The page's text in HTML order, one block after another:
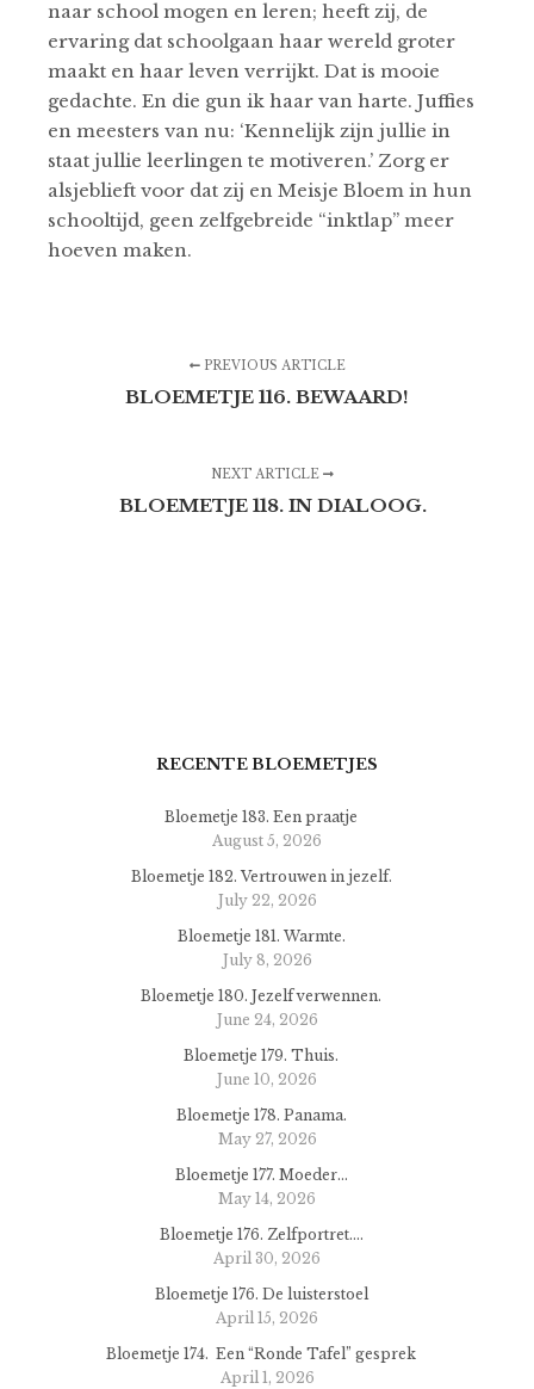
naar school mogen en leren; heeft zij, de
ervaring dat schoolgaan haar wereld groter
maakt en haar leven verrijkt. Dat is mooie
gedachte. En die gun ik haar van harte. Juffies
en meesters van nu: ‘Kennelijk zijn jullie in
staat jullie leerlingen te motiveren.’ Zorg er
alsjeblieft voor dat zij en Meisje Bloem in hun
schooltijd, geen zelfgebreide “inktlap” meer
hoeven maken.
PREVIOUS ARTICLE
BLOEMETJE 116. BEWAARD!
NEXT ARTICLE
BLOEMETJE 118. IN DIALOOG.
RECENTE BLOEMETJES
Bloemetje 183. Een praatje
August 5, 2026
Bloemetje 182. Vertrouwen in jezelf.
July 22, 2026
Bloemetje 181. Warmte.
July 8, 2026
Bloemetje 180. Jezelf verwennen.
June 24, 2026
Bloemetje 179. Thuis.
June 10, 2026
Bloemetje 178. Panama.
May 27, 2026
Bloemetje 177. Moeder…
May 14, 2026
Bloemetje 176. Zelfportret….
April 30, 2026
Bloemetje 176. De luisterstoel
April 15, 2026
Bloemetje 174. Een “Ronde Tafel” gesprek
April 1, 2026